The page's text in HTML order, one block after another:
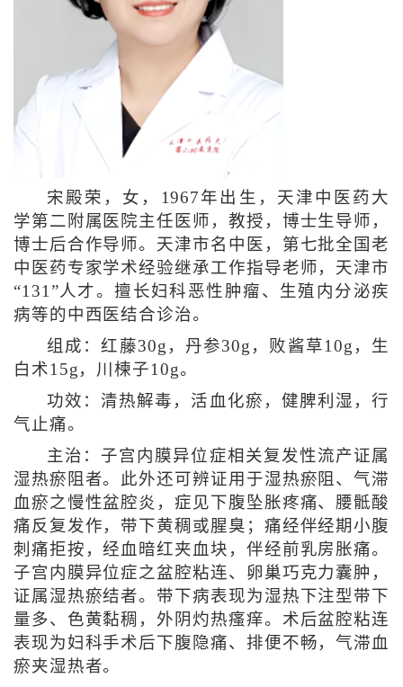
宋殿荣，女，1967年出生，天津中医药大
学第二附属医院主任医师，教授，博士生导师，
博士后合作导师。天津市名中医，第七批全国老
中医药专家学术经验继承工作指导老师，天津市
“131”人才。擅长妇科恶性肿瘤、生殖内分泌疾
病等的中西医结合诊治。
组成：红藤30g，丹参30g，败酱草10g，生
白术15g，川楝子10g。
功效：清热解毒，活血化瘀，健脾利湿，行
气止痛。
主治：子宫内膜异位症相关复发性流产证属
湿热瘀阻者。此外还可辨证用于湿热瘀阻、气滞
血瘀之慢性盆腔炎，症见下腹坠胀疼痛、腰骶酸
痛反复发作，带下黄稠或腥臭；痛经伴经期小腹
刺痛拒按，经血暗红夹血块，伴经前乳房胀痛。
子宫内膜异位症之盆腔粘连、卵巢巧克力囊肿，
证属湿热瘀结者。带下病表现为湿热下注型带下
量多、色黄黏稠，外阴灼热瘙痒。术后盆腔粘连
表现为妇科手术后下腹隐痛、排便不畅，气滞血
瘀夹湿热者。